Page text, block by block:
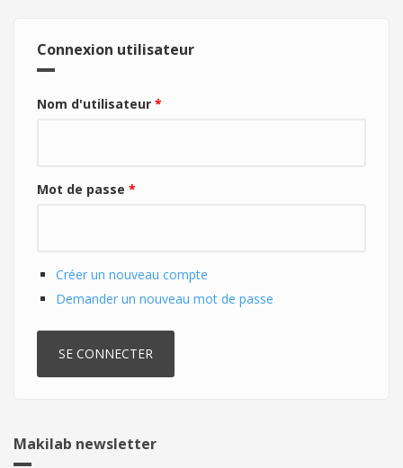
Connexion utilisateur
Nom d'utilisateur *
Mot de passe *
Créer un nouveau compte
Demander un nouveau mot de passe
Makilab newsletter